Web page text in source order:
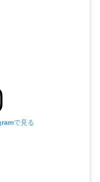
で見る